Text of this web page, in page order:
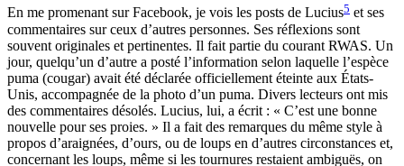
En me promenant sur Facebook, je vois les posts de Lucius5 et ses
commentaires sur ceux d’autres personnes. Ses réflexions sont
souvent originales et pertinentes. Il fait partie du courant RWAS. Un
jour, quelqu’un d’autre a posté l’information selon laquelle l’espèce
puma (cougar) avait été déclarée officiellement éteinte aux États-
Unis, accompagnée de la photo d’un puma. Divers lecteurs ont mis
des commentaires désolés. Lucius, lui, a écrit : « C’est une bonne
nouvelle pour ses proies. » Il a fait des remarques du même style à
propos d’araignées, d’ours, ou de loups en d’autres circonstances et,
concernant les loups, même si les tournures restaient ambiguës, on